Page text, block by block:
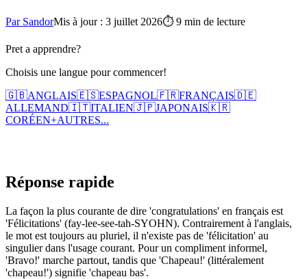
Par SandorMis à jour : 3 juillet 2026⏱ 9 min de lecture
Pret a apprendre?
Choisis une langue pour commencer!
🇬🇧ANGLAIS🇪🇸ESPAGNOL🇫🇷FRANÇAIS🇩🇪
ALLEMAND🇮🇹ITALIEN🇯🇵JAPONAIS🇰🇷
CORÉEN+AUTRES...
Réponse rapide
La façon la plus courante de dire 'congratulations' en français est
'Félicitations' (fay-lee-see-tah-SYOHN). Contrairement à l'anglais,
le mot est toujours au pluriel, il n'existe pas de 'félicitation' au
singulier dans l'usage courant. Pour un compliment informel,
'Bravo!' marche partout, tandis que 'Chapeau!' (littéralement
'chapeau!') signifie 'chapeau bas'.